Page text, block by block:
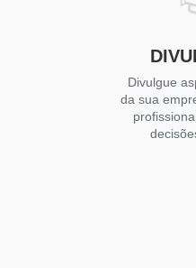
Divulgue
da sua